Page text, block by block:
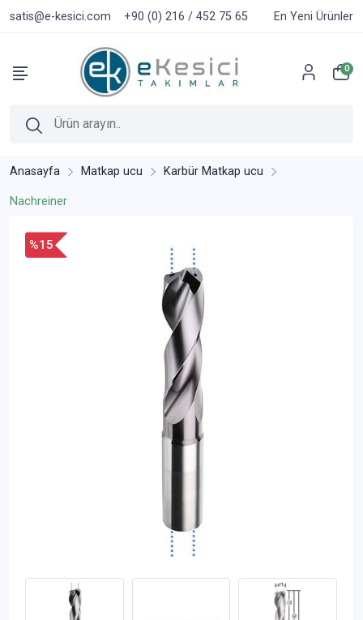
satis@e-kesici.com +90 (0) 216 / 452 75 65 En Yeni Ürünler
0
Anasayfa Matkap ucu Karbür Matkap ucu
Nachreiner
%15